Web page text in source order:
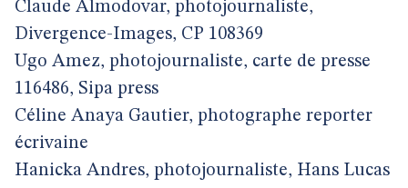
Claude Almodovar, photojournaliste,
Divergence-Images, CP 108369
Ugo Amez, photojournaliste, carte de presse
116486, Sipa press
Céline Anaya Gautier, photographe reporter
écrivaine
Hanicka Andres, photojournaliste, Hans Lucas